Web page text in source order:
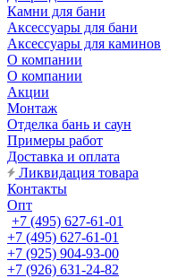
Камни для бани
Аксессуары для бани
Аксессуары для каминов
О компании
О компании
Акции
Монтаж
Отделка бань и саун
Примеры работ
Доставка и оплата
Ликвидация товара
Контакты
Опт
+7 (495) 627-61-01
+7 (495) 627-61-01
+7 (925) 904-93-00
+7 (926) 631-24-82